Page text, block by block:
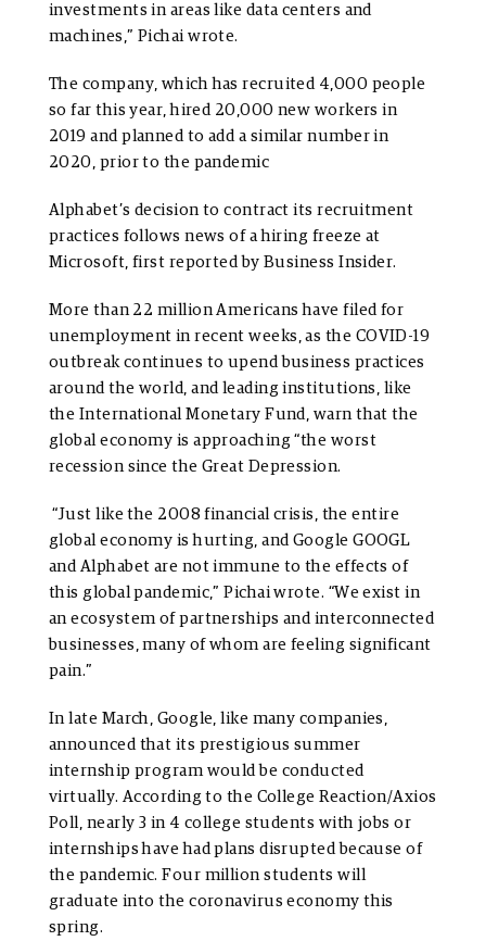
investments in areas like data centers and
machines,” Pichai wrote.
The company, which has recruited 4,000 people
so far this year, hired 20,000 new workers in
2019 and planned to add a similar number in
2020, prior to the pandemic
Alphabet’s decision to contract its recruitment
practices follows news of a hiring freeze at
Microsoft, first reported by Business Insider.
More than 22 million Americans have filed for
unemployment in recent weeks, as the COVID-19
outbreak continues to upend business practices
around the world, and leading institutions, like
the International Monetary Fund, warn that the
global economy is approaching “the worst
recession since the Great Depression.
“Just like the 2008 financial crisis, the entire
global economy is hurting, and Google GOOGL
and Alphabet are not immune to the effects of
this global pandemic,” Pichai wrote. “We exist in
an ecosystem of partnerships and interconnected
businesses, many of whom are feeling significant
pain.”
In late March, Google, like many companies,
announced that its prestigious summer
internship program would be conducted
virtually. According to the College Reaction/Axios
Poll, nearly 3 in 4 college students with jobs or
internships have had plans disrupted because of
the pandemic. Four million students will
graduate into the coronavirus economy this
spring.